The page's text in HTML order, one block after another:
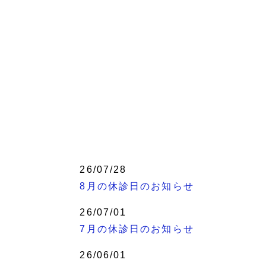
26/07/28
8月の休診日のお知らせ
26/07/01
7月の休診日のお知らせ
26/06/01